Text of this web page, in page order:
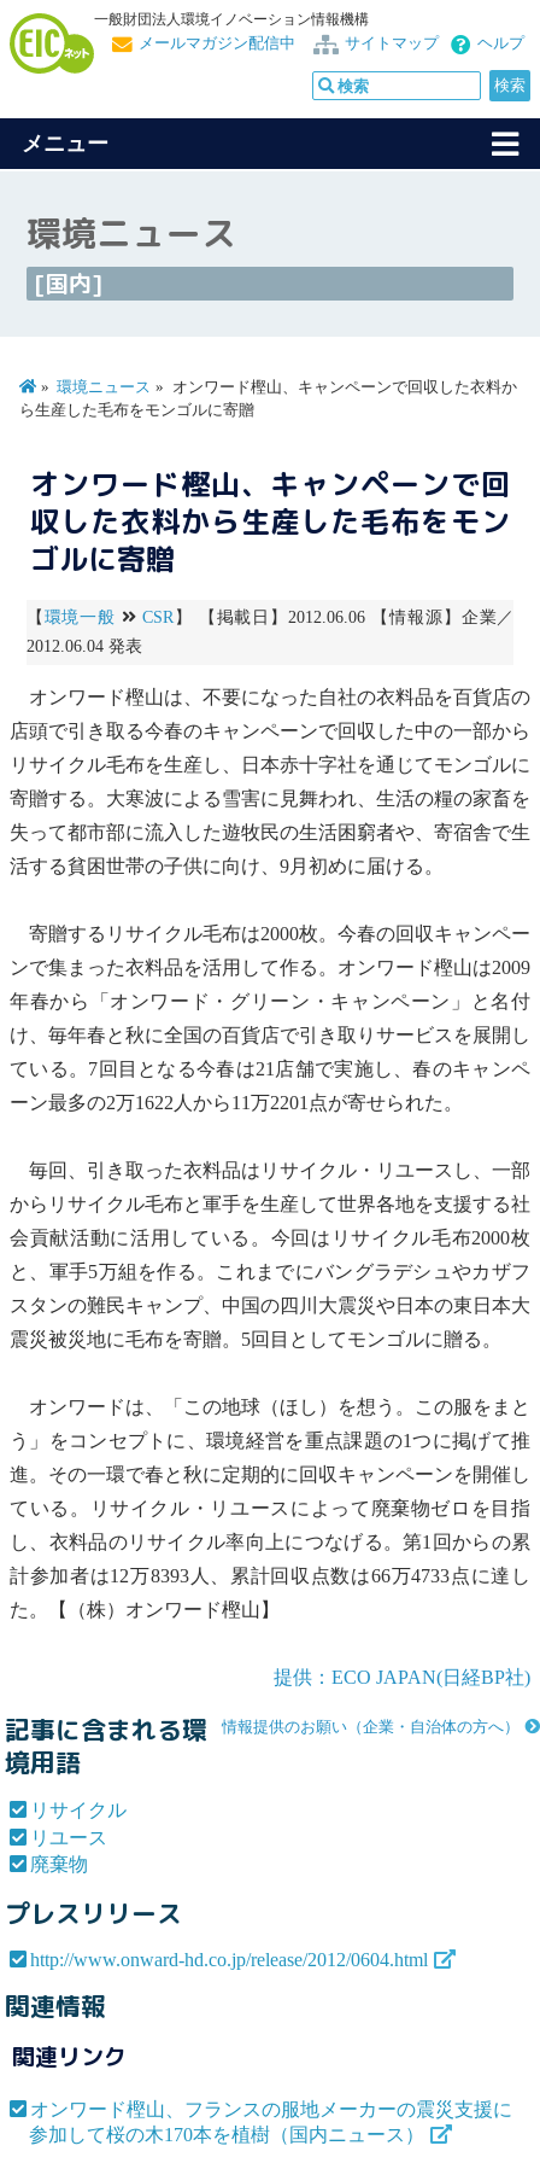
一般財団法人環境イノベーション情報機構
ヘルプ
サイトマップ
メールマガジン配信中
メニュー
環境ニュース
[国内]
環境ニュース
オンワード樫山、キャンペーンで回収した衣料か
ら生産した毛布をモンゴルに寄贈
オンワード樫山、キャンペーンで回
収した衣料から生産した毛布をモン
ゴルに寄贈
【 環境一般 CSR 】 【掲載日】2012.06.06 【情報源】企業／
2012.06.04 発表
オンワード樫山は、不要になった自社の衣料品を百貨店の
店頭で引き取る今春のキャンペーンで回収した中の一部から
リサイクル毛布を生産し、日本赤十字社を通じてモンゴルに
寄贈する。大寒波による雪害に見舞われ、生活の糧の家畜を
失って都市部に流入した遊牧民の生活困窮者や、寄宿舎で生
活する貧困世帯の子供に向け、9月初めに届ける。
寄贈する リサイクル毛布は2000枚。今春の回収キャンペー
ンで集まった衣料品を活用して作る。オンワード樫山は2009
年春から「オンワード・グリーン・キャンペーン」と名付
け、毎年春と秋に全国の百貨店で引き取りサービスを展開し
ている。7回目となる今春は21店舗で実施し、春のキャンペ
ーン最多の2万1622人から11万2201点が寄せられた。
毎回、引き取った衣料品は リサイクル ・ リユース し、一部
から リサイクル毛布と軍手を生産して世界各地を支援する社
会貢献活動に活用している。今回は リサイクル毛布2000枚
と、軍手5万組を作る。これまでにバングラデシュやカザフ
スタンの難民キャンプ、中国の四川大震災や日本の東日本大
震災被災地に毛布を寄贈。5回目としてモンゴルに贈る。
オンワードは、「この地球（ほし）を想う。この服をまと
う」をコンセプトに、環境経営を重点課題の1つに掲げて推
進。その一環で春と秋に定期的に回収キャンペーンを開催し
ている。
リサイクル ・ リユース によって 廃棄物ゼロを目指
し、衣料品のリサイクル率向上につなげる。第1回からの累
計参加者は12万8393人、累計回収点数は66万4733点に達し
た。【（株）オンワード樫山】
提供：ECO JAPAN(日経BP社)
情報提供のお願い（企業・自治体の方へ）
記事に含まれる環
境用語
リサイクル
リユース
廃棄物
プレスリリース
http://www.onward-hd.co.jp/release/2012/0604.html
関連情報
関連リンク
オンワード樫山、フランスの服地メーカーの震災支援に
参加して桜の木170本を植樹（国内ニュース）